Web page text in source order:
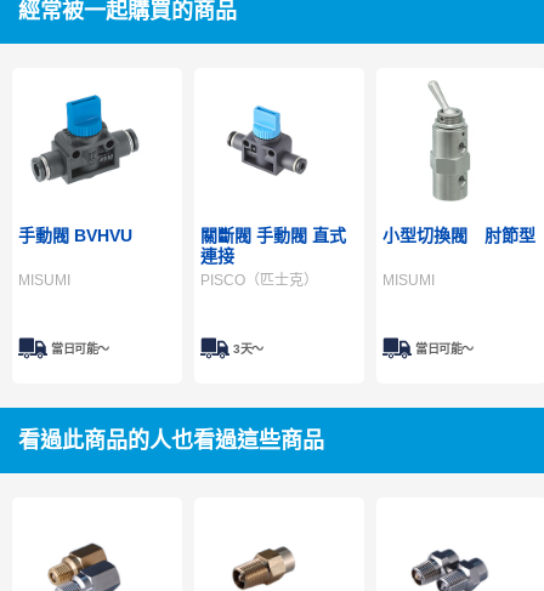
經常被一起購買的商品
手動閥 BVHVU
MISUMI
當日可能〜
關斷閥 手動閥 直式
連接
PISCO（匹士克）
3天～
小型切換閥 肘節型
MISUMI
當日可能〜
看過此商品的人也看過這些商品